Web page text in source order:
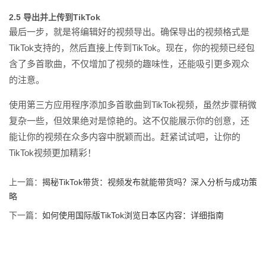
2.5 导出并上传到TikTok
最后一步，就是将编辑好的视频导出。确保导出的视频格式是
TikTok支持的，然后直接上传到TikTok。现在，你的视频已经包
含了多首歌曲，不仅增加了视频的趣味性，还能吸引更多观众
的注意。
使用第三方应用程序添加多首歌曲到TikTok视频，虽然步骤稍微
复杂一些，但效果绝对是惊艳的。这不仅能展示你的创意，还
能让你的视频在众多内容中脱颖而出。赶紧试试吧，让你的
TikTok视频更加精彩！
上一篇： 揭秘TikTok带货：视频发布就能带货吗？深入分析与成功策
略
下一篇： 如何使用国际版TikTok浏览日本区内容：详细指南